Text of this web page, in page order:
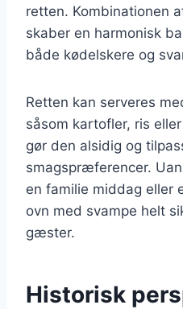
retten. Kombinationen
skaber en harmonisk
både kødelskere og
Retten kan serveres
såsom kartofler, ris
gør den alsidig og
smagspræferencer.
en familie middag eller
ovn med svampe helt
gæster.
Historisk